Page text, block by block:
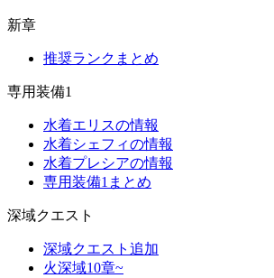
新章
推奨ランクまとめ
専用装備1
水着エリスの情報
水着シェフィの情報
水着プレシアの情報
専用装備1まとめ
深域クエスト
深域クエスト追加
火深域10章~